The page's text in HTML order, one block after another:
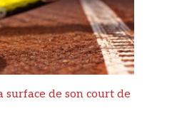
surface de son court de